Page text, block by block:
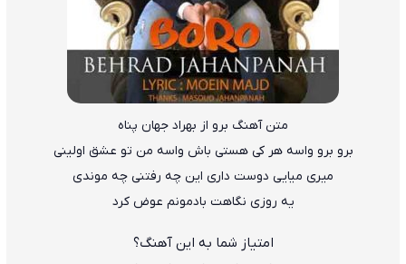
متن آهنگ برو از بهراد جهان پناه
برو برو واسه هر کی هستی باش واسه من تو عشق اولینی
میری میایی دوست داری این چه رفتنی چه موندی
یه روزی نگاهت بادمونم عوض کرد
امتیاز شما به این آهنگ؟